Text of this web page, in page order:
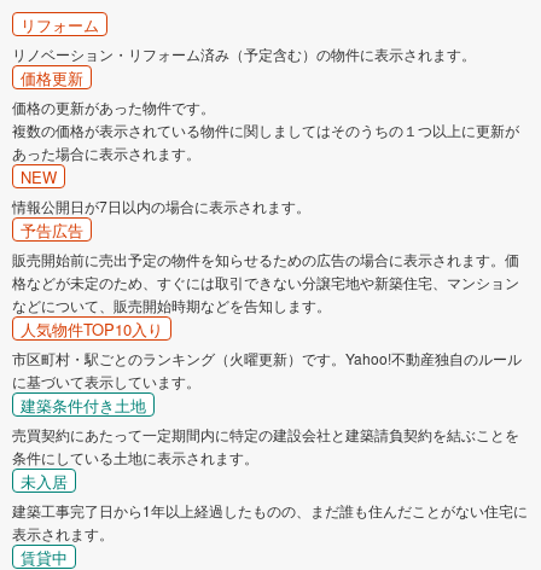
リフォーム
リノベーション・リフォーム済み（予定含む）の物件に表示されます。
価格更新
価格の更新があった物件です。
複数の価格が表示されている物件に関しましてはそのうちの１つ以上に更新が
あった場合に表示されます。
NEW
情報公開日が7日以内の場合に表示されます。
予告広告
販売開始前に売出予定の物件を知らせるための広告の場合に表示されます。価
格などが未定のため、すぐには取引できない分譲宅地や新築住宅、マンション
などについて、販売開始時期などを告知します。
人気物件TOP10入り
市区町村・駅ごとのランキング（火曜更新）です。Yahoo!不動産独自のルール
に基づいて表示しています。
建築条件付き土地
売買契約にあたって一定期間内に特定の建設会社と建築請負契約を結ぶことを
条件にしている土地に表示されます。
未入居
建築工事完了日から1年以上経過したものの、まだ誰も住んだことがない住宅に
表示されます。
賃貸中